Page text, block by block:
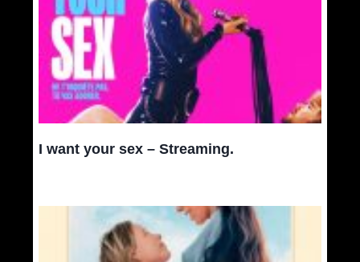
I want your sex – Streaming.